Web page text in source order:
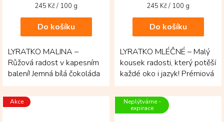
Měrná
245 Kč / 100 g
Do košíku
LYRATKO MALINA –
Růžová radost v kapesním
balení! Jemná bílá čokoláda
nabízí sladkou a krémovou
chuť, která se hladce...
Měrná
245 Kč / 100 g
Do košíku
LYRATKO MLÉČNÉ – Malý
kousek radosti, který potěší
každé oko i jazyk! Prémiová
mléčná čokoláda se
rozplývá svou...
Akce
Neplýtváme -
expirace